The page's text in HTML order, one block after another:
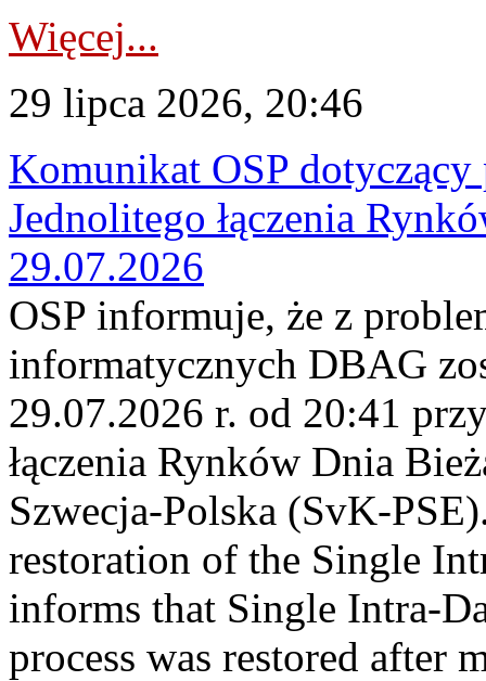
Więcej...
29 lipca 2026, 20:46
Komunikat OSP
Jednolitego łączenia
29.07.2026
OSP informuje, że z
informatycznych DBAG
29.07.2026 r. od 20:41
łączenia Rynków Dnia
Szwecja-Polska (SvK-
restoration of the Single
informs that Single Intra-
process was restored after